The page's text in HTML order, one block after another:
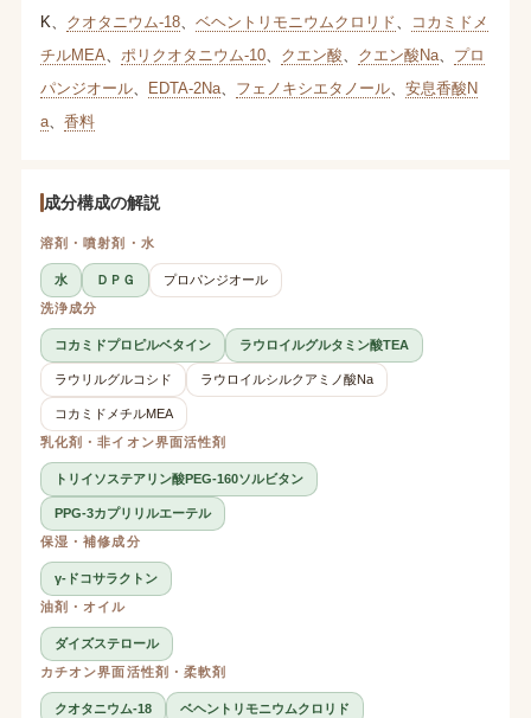
K
クオタニウム-18、 ベヘントリモニウムクロリド
コカミドメ
チルMEA
ポリクオタニウム-10、 クエン酸 クエン酸Na、 プロ
パンジオール、 EDTA-2Na、 フェノキシエタノール、 安息香酸N
a、 香料
成分構成の解説
溶剤・噴射剤・水
水 ＤＰＧ
プロパンジオール
洗浄成分
コカミドプロピルベタイン ラウロイルグルタミン酸TEA
ラウリルグルコシド ラウロイルシルクアミノ酸Na
コカミドメチルMEA
乳化剤・非イオン界面活性剤
トリイソステアリン酸PEG-160ソルビタン
PPG-3カプリリルエーテル
保湿・補修成分
γ-ドコサラクトン
油剤・オイル
ダイズステロール
カチオン界面活性剤・柔軟剤
クオタニウム-18 ベヘントリモニウムクロリド